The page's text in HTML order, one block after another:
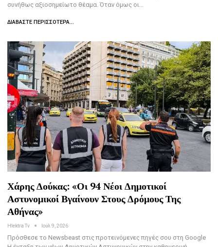
συνήθως αξιοσημείωτο θέαμα. Όταν όμως οι…
ΔΙΑΒΆΣΤΕ ΠΕΡΙΣΣΌΤΕΡΑ...
Χάρης Δούκας: «Οι 94 Νέοι Δημοτικοί
Αστυνομικοί Βγαίνουν Στους Δρόμους Της
Αθήνας»
Hlektra Tv Ιούλ 9, 2026
Πρόσθεσε το Newsbeast στις προτεινόμενες πηγές σου στη Google